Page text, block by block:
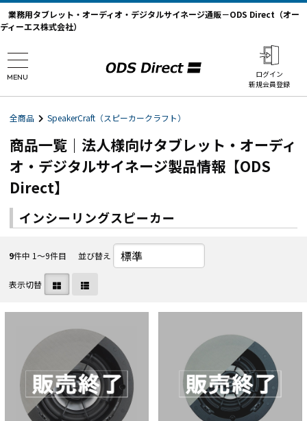
業務用タブレット・オーディオ・デジタルサイネージ通販－ODS Direct（オー
ディーエス株式会社）
MENU
ログイン
新規会員登録
全商品 SpeakerCraft（スピーカークラフト）
商品一覧｜法人様向けタブレット・オーディ
オ・デジタルサイネージ製品情報【ODS
Direct】
インシーリングスピーカー
9件中 1〜9件目 並び替え
表示切替